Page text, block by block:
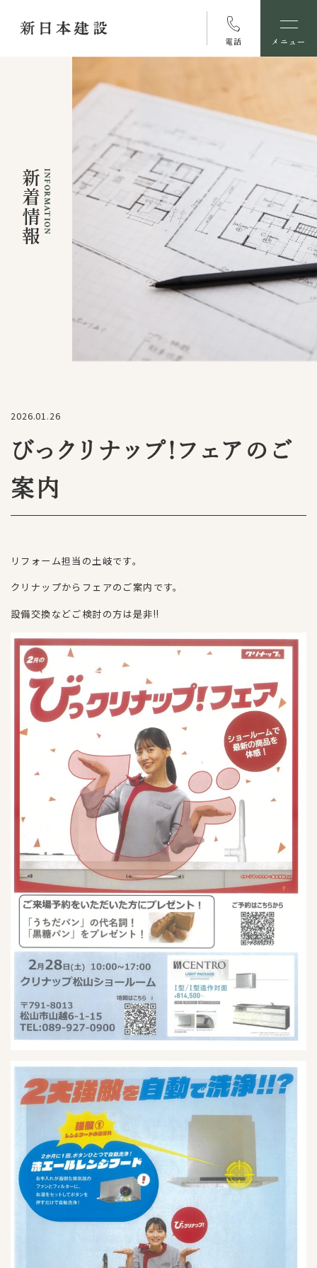
電話 メニュー
新着情報
2026.01.26
びっクリナップ!フェアのご
案内
リフォーム担当の土岐です。
クリナップからフェアのご案内です。
設備交換などご検討の方は是非!!